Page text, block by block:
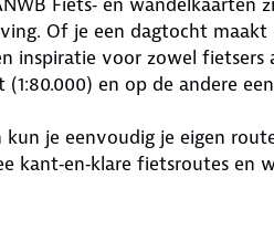
Of je een dagtocht
inspiratie voor zowel fietsers
en op de andere
je eenvoudig je eigen
kant‑en‑klare fietsroutes en